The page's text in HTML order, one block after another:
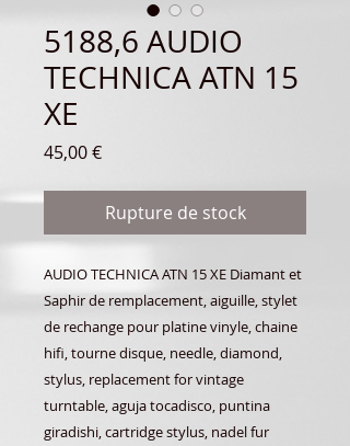
5188,6 AUDIO
TECHNICA ATN 15
XE
45,00 €Prix
Rupture de stock
AUDIO TECHNICA ATN 15 XE Diamant et
Saphir de remplacement, aiguille, stylet
de rechange pour platine vinyle, chaine
hifi, tourne disque, needle, diamond,
stylus, replacement for vintage
turntable, aguja tocadisco, puntina
giradishi, cartridge stylus, nadel fur